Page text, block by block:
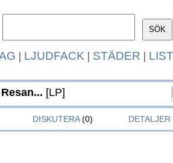
| LJUDFACK | STÄDER |
Resan... [LP]
DISKUTERA(0) DETALJER